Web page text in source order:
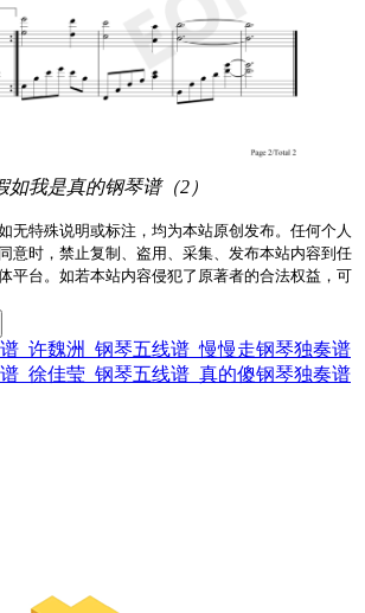
如我是真的钢琴谱（2）
无特殊说明或标注，均为本站原创发布。任何个人
意时，禁止复制、盗用、采集、发布本站内容到任
平台。如若本站内容侵犯了原著者的合法权益，可
_许魏洲_钢琴五线谱_慢慢走钢琴独奏谱
_徐佳莹_钢琴五线谱_真的傻钢琴独奏谱